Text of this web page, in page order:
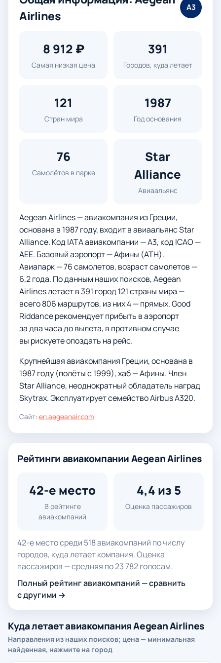
Airlines
A3
8 912 ₽
Самая низкая цена
391
Городов, куда летает
121
Стран мира
1987
Год основания
76
Самолётов в парке
Star
Alliance
Авиаальянс
Aegean Airlines — авиакомпания из Греции,
основана в 1987 году, входит в авиаальянс Star
Alliance. Код IATA авиакомпании — A3, код ICAO —
AEE. Базовый аэропорт — Афины (ATH).
Авиапарк — 76 самолетов, возраст самолетов —
6,2 года. По данным наших поисков, Aegean
Airlines летает в 391 город 121 страны мира —
всего 806 маршрутов, из них 4 — прямых. Good
Riddance рекомендует прибыть в аэропорт
за два часа до вылета, в противном случае
вы рискуете опоздать на рейс.
Крупнейшая авиакомпания Греции, основана в
1987 году (полёты с 1999), хаб — Афины. Член
Star Alliance, неоднократный обладатель наград
Skytrax. Эксплуатирует семейство Airbus A320.
Сайт: en.aegeanair.com
Рейтинги авиакомпании Aegean Airlines
42-е место
В рейтинге
авиакомпаний
4,4 из 5
Оценка пассажиров
42-е место среди 518 авиакомпаний по числу
городов, куда летает компания. Оценка
пассажиров — средняя по 23 782 голосам.
Полный рейтинг авиакомпаний — сравнить
с другими →
Куда летает авиакомпания Aegean Airlines
Направления из наших поисков; цена — минимальная
найденная, нажмите на город